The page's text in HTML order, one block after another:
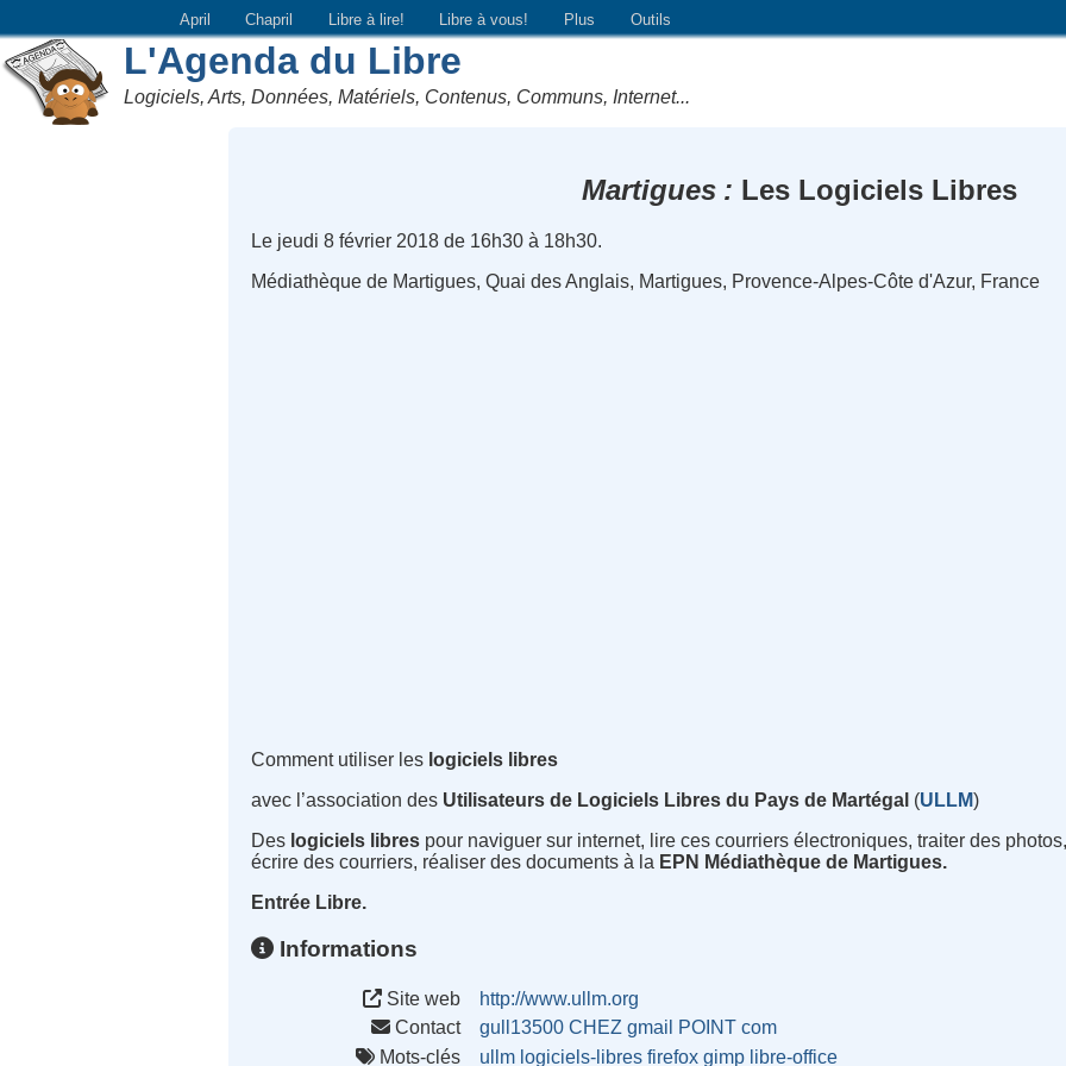
April Chapril Libre à lire! Libre à vous! Plus Outils
L'Agenda du Libre
Logiciels, Arts, Données, Matériels, Contenus, Communs, Internet...
Martigues Les Logiciels Libres
Le jeudi 8 février 2018 de 16h30 à 18h30.
Médiathèque de Martigues, Quai des Anglais, Martigues, Provence-Alpes-Côte d'Azur, France
Comment utiliser les logiciels libres
avec l’association des Utilisateurs de Logiciels Libres du Pays de Martégal (ULLM)
Des logiciels libres pour naviguer sur internet, lire ces courriers électroniques, traiter des
écrire des courriers, réaliser des documents à la EPN Médiathèque de Martigues.
Entrée Libre.
Informations
Site web
http://www.ullm.org
Contact
gull13500 CHEZ gmail POINT com
Mots-clés
ullm logiciels-libres firefox gimp libre-office